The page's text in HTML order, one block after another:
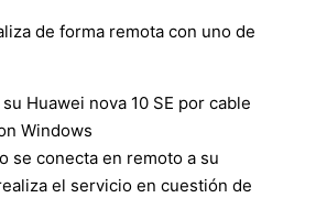
de forma remota con uno de
Huawei nova 10 SE por cable
Windows
se conecta en remoto a su
el servicio en cuestión de